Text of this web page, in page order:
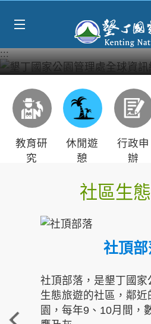
:::
教育研
究
休閒遊
憩
行政申
辦
社區生
社頂
社頂部落，是墾丁國家
生態旅遊的社區，鄰近
園，每年9、10月間，